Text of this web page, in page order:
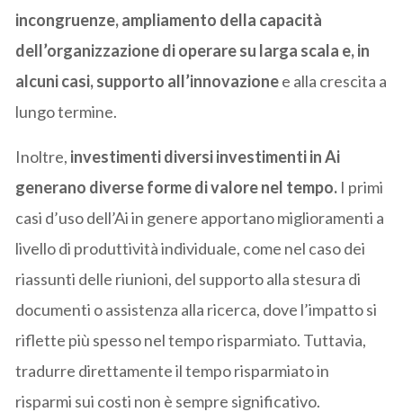
incongruenze, ampliamento della capacità
dell’organizzazione di operare su larga scala e, in
alcuni casi, supporto all’innovazionee alla crescita a
lungo termine.
Inoltre, investimenti diversi investimenti in Ai
generano diverse forme di valore nel tempo. I primi
casi d’uso dell’Ai in genere apportano miglioramenti a
livello di produttività individuale, come nel caso dei
riassunti delle riunioni, del supporto alla stesura di
documenti o assistenza alla ricerca, dove l’impatto si
riflette più spesso nel tempo risparmiato. Tuttavia,
tradurre direttamente il tempo risparmiato in
risparmi sui costi non è sempre significativo.